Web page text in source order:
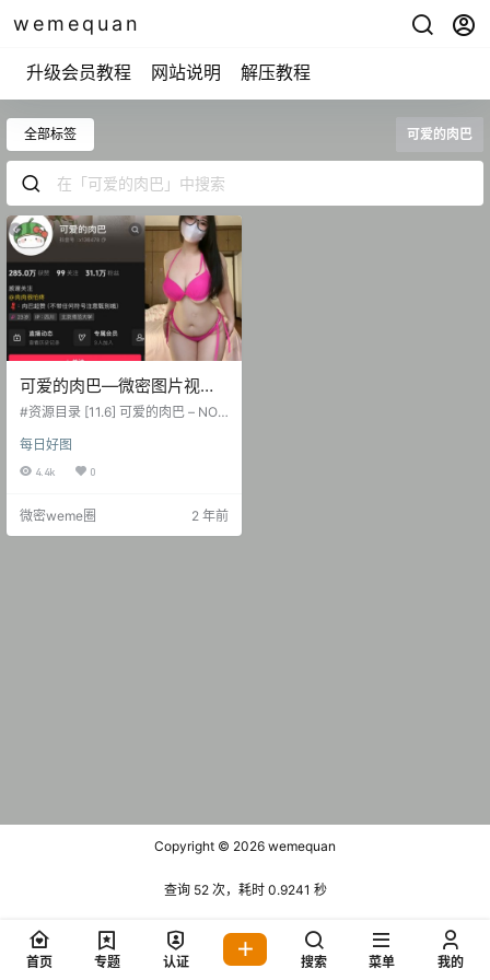
wemequan
升级会员教程 网站说明 解压教程
全部标签 可爱的肉巴
可爱的肉巴—微密图片视频
合集【持续更新】
#资源目录 [11.6] 可爱的肉巴 – NO.0
0.10] 可爱的肉巴 – NO.009 镂空
+黑色丁字酷[22P5V-357MB] [9.7]
7 姐妹花半腿黑色丝丝系列[47P15V
-895MB] [2024.9.5] 可爱的肉巴 –
每日好图
4.4k 0
微密weme圈 2 年前
Copyright © 2026 wemequan
查询 52 次，耗时 0.9241 秒
首页 专题 认证 搜索 菜单 我的